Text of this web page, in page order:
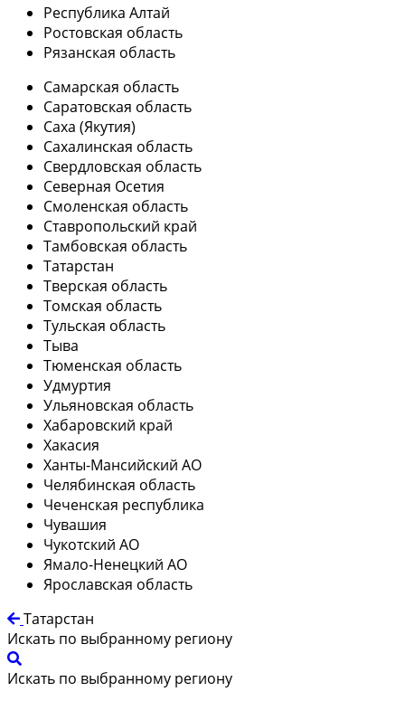
Республика Алтай
Ростовская область
Рязанская область
Самарская область
Саратовская область
Саха (Якутия)
Сахалинская область
Свердловская область
Северная Осетия
Смоленская область
Ставропольский край
Тамбовская область
Татарстан
Тверская область
Томская область
Тульская область
Тыва
Тюменская область
Удмуртия
Ульяновская область
Хабаровский край
Хакасия
Ханты-Мансийский АО
Челябинская область
Чеченская республика
Чувашия
Чукотский АО
Ямало-Ненецкий АО
Ярославская область
Татарстан
Искать по выбранному региону
Искать по выбранному региону